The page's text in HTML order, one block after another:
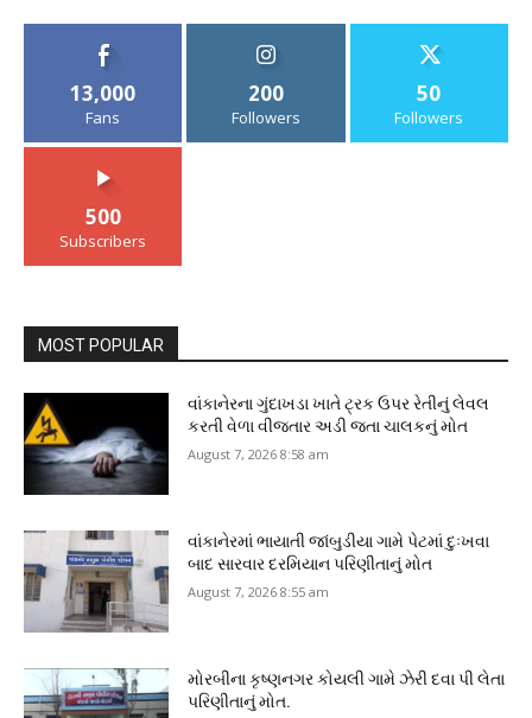
13,000
Fans
200
Followers
50
Followers
500
Subscribers
MOST POPULAR
વાંકાનેરના ગુંદાખડા ખાતે ટ્રક ઉપર રેતીનું લેવલ
કરતી વેળા વીજતાર અડી જતા ચાલકનું મોત
August 7, 2026 8:58 am
વાંકાનેરમાં ભાયાતી જાંબુડીયા ગામે પેટમાં દુઃખવા
બાદ સારવાર દરમિયાન પરિણીતાનું મોત
August 7, 2026 8:55 am
મોરબીના કૃષ્ણનગર કોયલી ગામે ઝેરી દવા પી લેતા
પરિણીતાનું મોત.